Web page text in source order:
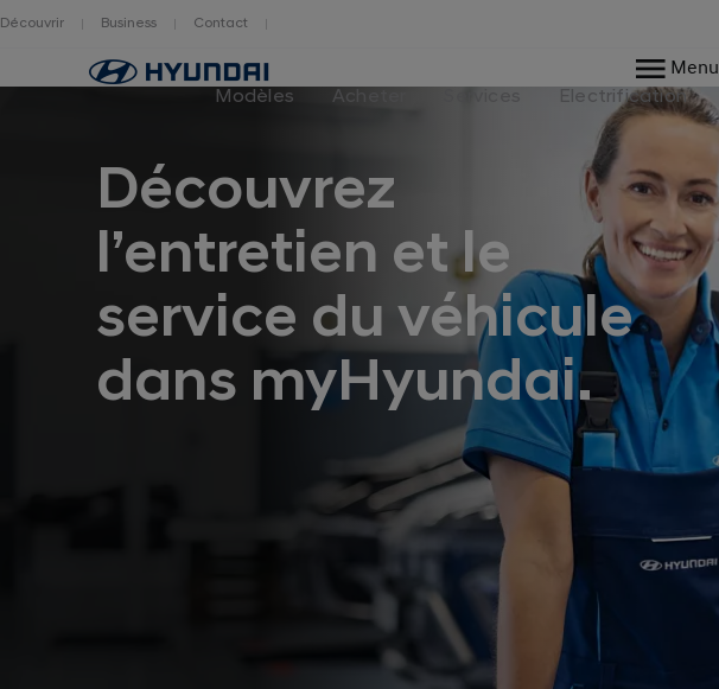
Découvrir Business Contact
Hyundai
logo
Modèles Acheter Electrification
Menu
Découvrez
l’entretien et le
service du véhicule
dans myHyundai.